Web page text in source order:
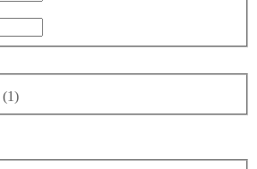
(1)